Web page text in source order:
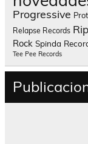
Progressive
Relapse Records
Rock Spinda
Tee Pee Records